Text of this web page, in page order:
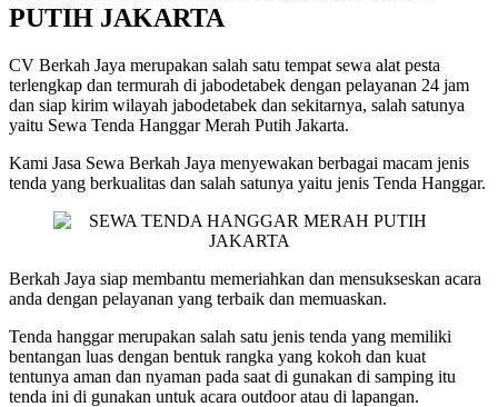
PUTIH JAKARTA
CV Berkah Jaya merupakan salah satu tempat sewa alat pesta
terlengkap dan termurah di jabodetabek dengan pelayanan 24 jam
dan siap kirim wilayah jabodetabek dan sekitarnya, salah satunya
yaitu Sewa Tenda Hanggar Merah Putih Jakarta.
Kami Jasa Sewa Berkah Jaya menyewakan berbagai macam jenis
tenda yang berkualitas dan salah satunya yaitu jenis Tenda Hanggar.
Berkah Jaya siap membantu memeriahkan dan mensukseskan acara
anda dengan pelayanan yang terbaik dan memuaskan.
Tenda hanggar merupakan salah satu jenis tenda yang memiliki
bentangan luas dengan bentuk rangka yang kokoh dan kuat
tentunya aman dan nyaman pada saat di gunakan di samping itu
tenda ini di gunakan untuk acara outdoor atau di lapangan.